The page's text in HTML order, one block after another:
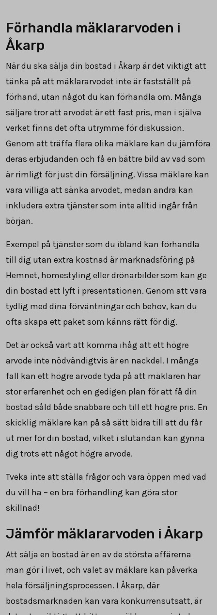
Förhandla mäklararvoden i
Åkarp
När du ska sälja din bostad i Åkarp är det viktigt att
tänka på att mäklararvodet inte är fastställt på
förhand, utan något du kan förhandla om. Många
säljare tror att arvodet är ett fast pris, men i själva
verket finns det ofta utrymme för diskussion.
Genom att träffa flera olika mäklare kan du jämföra
deras erbjudanden och få en bättre bild av vad som
är rimligt för just din försäljning. Vissa mäklare kan
vara villiga att sänka arvodet, medan andra kan
inkludera extra tjänster som inte alltid ingår från
början.
Exempel på tjänster som du ibland kan förhandla
till dig utan extra kostnad är marknadsföring på
Hemnet, homestyling eller drönarbilder som kan ge
din bostad ett lyft i presentationen. Genom att vara
tydlig med dina förväntningar och behov, kan du
ofta skapa ett paket som känns rätt för dig.
Det är också värt att komma ihåg att ett högre
arvode inte nödvändigtvis är en nackdel. I många
fall kan ett högre arvode tyda på att mäklaren har
stor erfarenhet och en gedigen plan för att få din
bostad såld både snabbare och till ett högre pris. En
skicklig mäklare kan på så sätt bidra till att du får
ut mer för din bostad, vilket i slutändan kan gynna
dig trots ett något högre arvode.
Tveka inte att ställa frågor och vara öppen med vad
du vill ha – en bra förhandling kan göra stor
skillnad!
Jämför mäklararvoden i Åkarp
Att sälja en bostad är en av de största affärerna
man gör i livet, och valet av mäklare kan påverka
hela försäljningsprocessen. I Åkarp, där
bostadsmarknaden kan vara konkurrensutsatt, är